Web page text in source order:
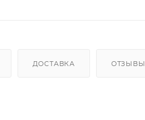
ДОСТАВКА ОТЗЫВЫ